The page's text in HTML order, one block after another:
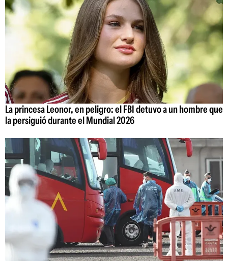
La princesa Leonor, en peligro: el FBI detuvo a un hombre que
la persiguió durante el Mundial 2026